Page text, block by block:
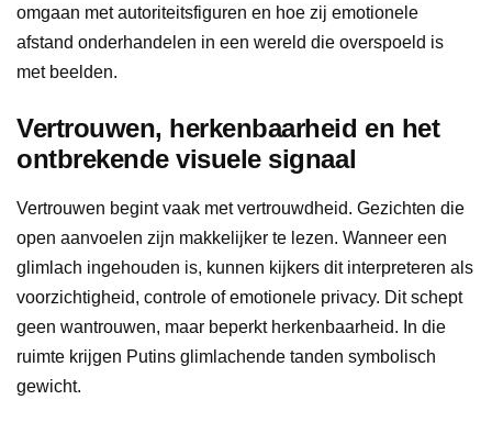
omgaan met autoriteitsfiguren en hoe zij emotionele
afstand onderhandelen in een wereld die overspoeld is
met beelden.
Vertrouwen, herkenbaarheid en het
ontbrekende visuele signaal
Vertrouwen begint vaak met vertrouwdheid. Gezichten die
open aanvoelen zijn makkelijker te lezen. Wanneer een
glimlach ingehouden is, kunnen kijkers dit interpreteren als
voorzichtigheid, controle of emotionele privacy. Dit schept
geen wantrouwen, maar beperkt herkenbaarheid. In die
ruimte krijgen Putins glimlachende tanden symbolisch
gewicht.